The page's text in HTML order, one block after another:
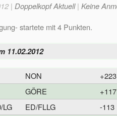
| Doppelkopf Aktuell| Keine
startete mit 4 Punkten.
11.02.2012
NON +223
GÖRE +117
LG
ED/FLLG -113